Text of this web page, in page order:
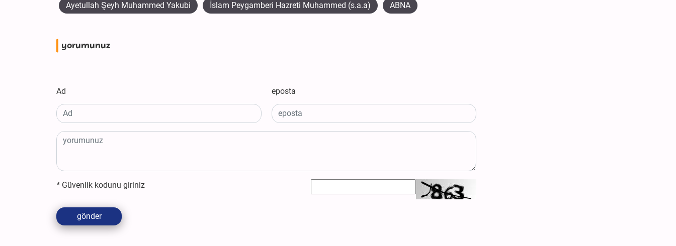
Ayetullah Şeyh Muhammed Yakubi İslam Peygamberi Hazreti Muhammed (s.a.a) ABNA
yorumunuz
Ad eposta
* Güvenlik kodunu giriniz
gönder